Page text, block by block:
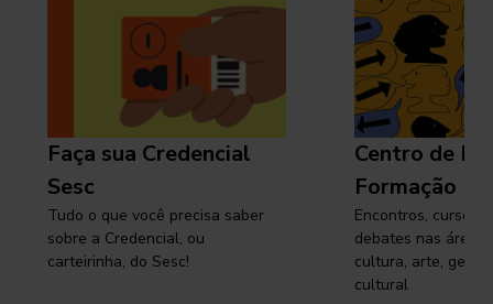
Faça sua Credencial
Sesc
Tudo o que você precisa saber
sobre a Credencial, ou
carteirinha, do Sesc!
Centro de
Formação
Encontros, cursos,
debates nas áreas
cultura, arte,
cultural